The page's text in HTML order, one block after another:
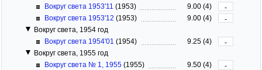
Вокруг света 1953'11 (1953) 9.00 (4)
-
Вокруг света 1953'12 (1953) 9.00 (4)
-
Вокруг света, 1954 год
Вокруг света 1954'01 (1954) 9.25 (4)
-
Вокруг света, 1955 год
Вокруг света № 1, 1955 (1955) 9.50 (4)
-